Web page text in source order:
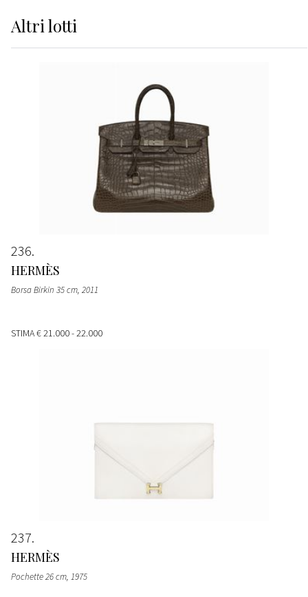
Altrilotti
236
HERMÈS
Borsa Birkin 35 cm, 2011
STIMA€ 21.000 - 22.000
237
HERMÈS
Pochette 26 cm, 1975